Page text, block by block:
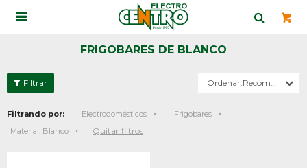

FRIGOBARES DE BLANCO
Recomendados
Filtrando por: Electrodomésticos
Frigobares
Material: Blanco Quitar filtros